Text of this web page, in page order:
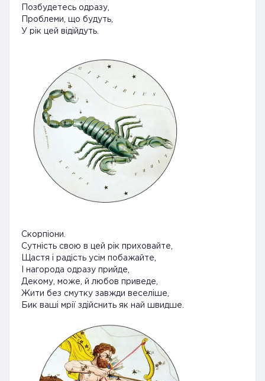
Позбудетесь одразу,
Проблеми, що будуть,
У рік цей відійдуть.
Скорпіони.
Сутність свою в цей рік приховайте,
Щастя і радість усім побажайте,
І нагорода одразу прийде,
Декому, може, й любов приведе,
Жити без смутку завжди веселіше,
Бик ваші мрії здійснить як най швидше.